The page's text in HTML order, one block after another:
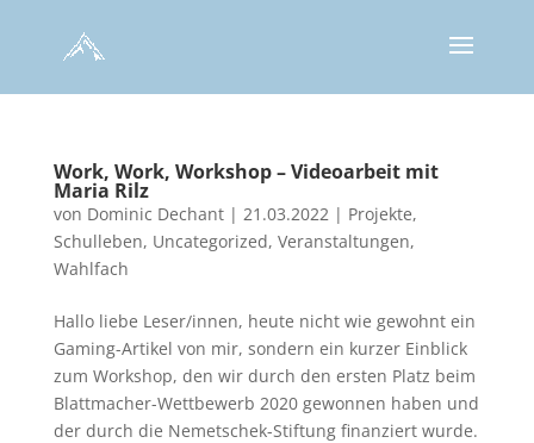
Work, Work, Workshop – Videoarbeit mit
Maria Rilz
von Dominic Dechant| 21.03.2022| Projekte,
Schulleben, Uncategorized, Veranstaltungen,
Wahlfach
Hallo liebe Leser/innen, heute nicht wie gewohnt ein
Gaming-Artikel von mir, sondern ein kurzer Einblick
zum Workshop, den wir durch den ersten Platz beim
Blattmacher-Wettbewerb 2020 gewonnen haben und
der durch die Nemetschek-Stiftung finanziert wurde.